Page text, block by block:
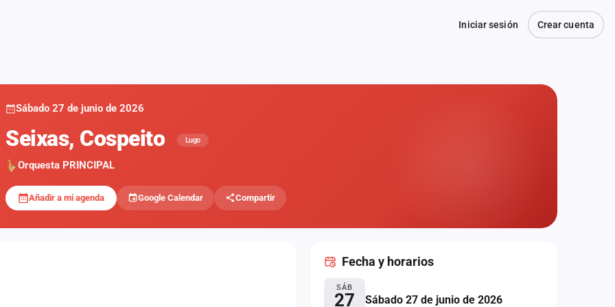
Iniciar sesión Crear cuenta
Sábado 27 de junio de 2026
Seixas, Cospeito Lugo
Orquesta PRINCIPAL
Añadir a mi agenda Google Calendar Compartir
Fecha y horarios
SÁB
27 Sábado 27 de junio de 2026